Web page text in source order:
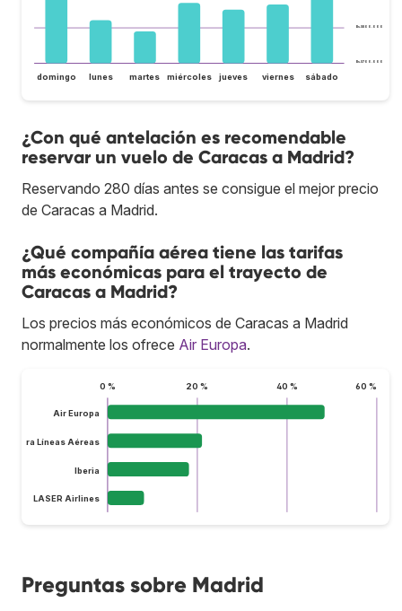
Bs.S700.000
Bs.S800.000
domingo lunes martes miércoles jueves viernes sábado
¿Con qué antelación es recomendable
reservar un vuelo de Caracas a Madrid?
Reservando 280 días antes se consigue el mejor precio
de Caracas a Madrid.
¿Qué compañía aérea tiene las tarifas
más económicas para el trayecto de
Caracas a Madrid?
Los precios más económicos de Caracas a Madrid
normalmente los ofrece Air Europa.
0 % 20 % 40 % 60 %
Air Europa
Ultra Líneas Aéreas
Iberia
LASER Airlines
Preguntas sobre Madrid